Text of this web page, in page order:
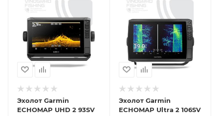
Эхолот Garmin
ECHOMAP UHD 2 93SV
Эхолот Garmin
ECHOMAP Ultra 2 106SV